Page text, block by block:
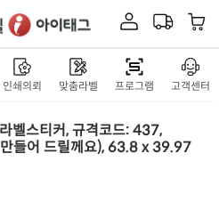
인쇄의뢰 맞춤라벨 프로그램 고객센터
벨스티커, 규격코드: 437,
들어 드릴께요), 63.8 x 39.97